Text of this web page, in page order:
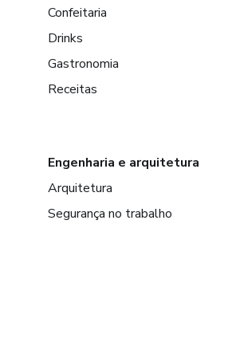
Confeitaria
Drinks
Gastronomia
Receitas
Engenharia e arquitetura
Arquitetura
Segurança no trabalho